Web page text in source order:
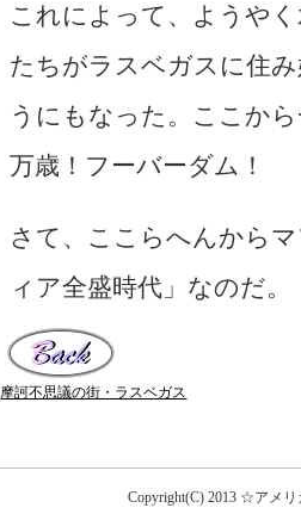
これによって、ようや
たちがラスベガスに住
うにもなった。ここか
万歳！フーバーダム！
さて、ここらへんから
ィア全盛時代」なのだ。
摩訶不思議の街・ラスベガス
Copyright(C) 2013 ☆アメ